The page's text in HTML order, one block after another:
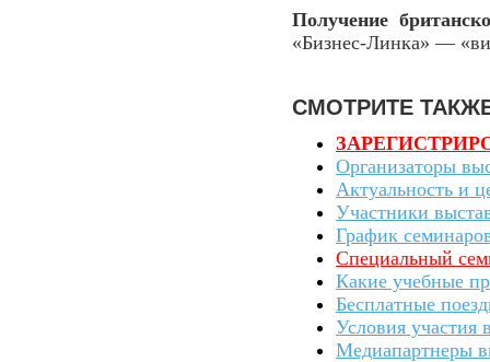
Получение
«Бизнес-Линка» —
СМОТРИТЕ
Организаторы
Актуальность и
Участники
График
Специальный
Какие учебные
Беcплатные
Условия участия
Медиапартнеры